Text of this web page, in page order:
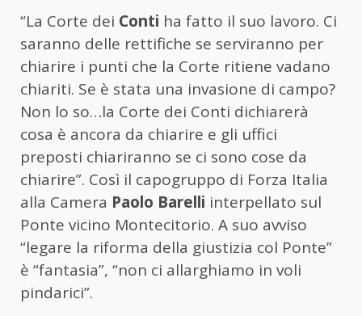
“La Corte dei Conti ha fatto il suo lavoro. Ci
saranno delle rettifiche se serviranno per
chiarire i punti che la Corte ritiene vadano
chiariti. Se è stata una invasione di campo?
Non lo so…la Corte dei Conti dichiarerà
cosa è ancora da chiarire e gli uffici
preposti chiariranno se ci sono cose da
chiarire”. Così il capogruppo di Forza Italia
alla Camera Paolo Barelli interpellato sul
Ponte vicino Montecitorio. A suo avviso
“legare la riforma della giustizia col Ponte”
è “fantasia”, “non ci allarghiamo in voli
pindarici”.